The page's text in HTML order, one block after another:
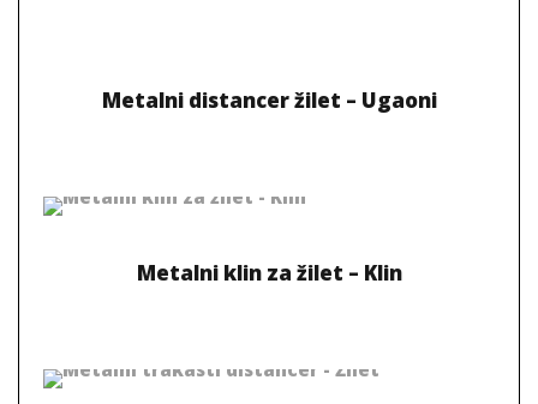
Metalni distancer žilet – Ugaoni
Metalni klin za žilet – Klin